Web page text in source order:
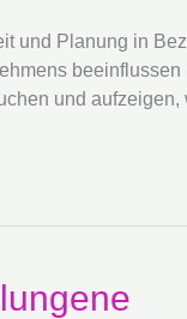
und Planung in
und aufzeigen,